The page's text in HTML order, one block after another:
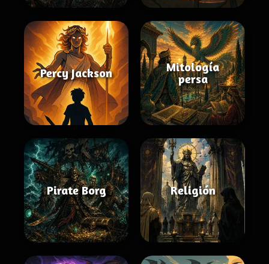
Percy Jackson
Mitología
persa
Pirate Borg Religión